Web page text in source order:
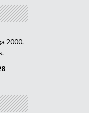
2000.